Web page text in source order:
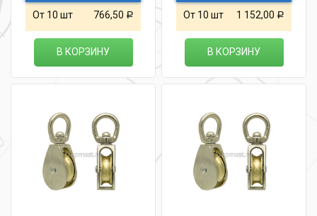
От 10 шт 766,50 Р
В КОРЗИНУ
От 10 шт 1 152,00 Р
В КОРЗИНУ